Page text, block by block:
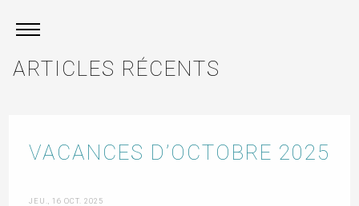
ARTICLES RÉCENTS
VACANCES D’OCTOBRE 2025
JEU., 16 OCT. 2025